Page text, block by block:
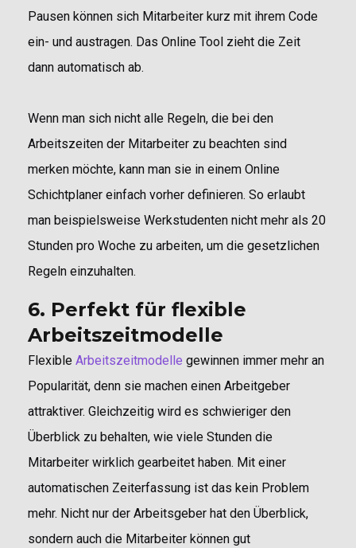
Pausen können sich Mitarbeiter kurz mit ihrem Code
ein- und austragen. Das Online Tool zieht die Zeit
dann automatisch ab.
Wenn man sich nicht alle Regeln, die bei den
Arbeitszeiten der Mitarbeiter zu beachten sind
merken möchte, kann man sie in einem Online
Schichtplaner einfach vorher definieren. So erlaubt
man beispielsweise Werkstudenten nicht mehr als 20
Stunden pro Woche zu arbeiten, um die gesetzlichen
Regeln einzuhalten.
6. Perfekt für flexible
Arbeitszeitmodelle
Flexible Arbeitszeitmodelle gewinnen immer mehr an
Popularität, denn sie machen einen Arbeitgeber
attraktiver. Gleichzeitig wird es schwieriger den
Überblick zu behalten, wie viele Stunden die
Mitarbeiter wirklich gearbeitet haben. Mit einer
automatischen Zeiterfassung ist das kein Problem
mehr. Nicht nur der Arbeitsgeber hat den Überblick,
sondern auch die Mitarbeiter können gut